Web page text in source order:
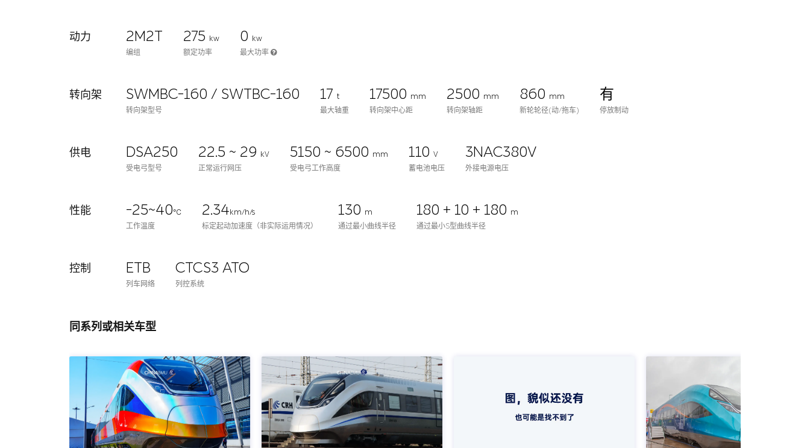
动力 2M2T
编组
275
kw
额定功率
0
kw
最大功率
转向架 SWMBC-160 / SWTBC-160
转向架型号
17t
最大轴重
17500 mm
转向架中心距
2500 mm
转向架轴距
860 mm
新轮轮径(动/拖车)
有
停放制动
供电 DSA250
受电弓型号
22.5 ~ 29
kV
正常运行网压
5150 ~ 6500 mm
受电弓工作高度
110V
蓄电池电压
3NAC380V
外接电源电压
性能 -25~40℃
工作温度
2.34 km/h/s
标定起动加速度（非实际运用情况）
130 m
通过最小曲线半径
180 + 10 + 180 m
通过最小S型曲线半径
控制 ETB
列车网络
CTCS3 ATO
列控系统
同系列或相关车型